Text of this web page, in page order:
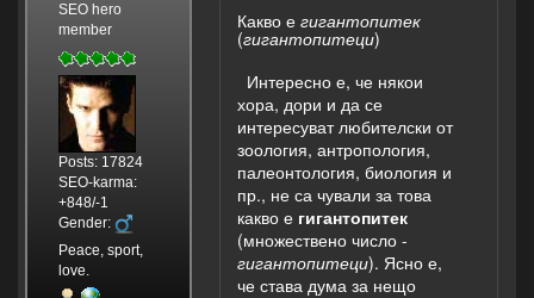
SEO hero
member
Posts: 17824
SEO-karma:
+848/-1
Gender:
Peace, sport,
love.
Какво е гигантопитек
(гигантопитеци)
Интересно е, че някои
хора, дори и да се
интересуват любителски от
зоология, антропология,
палеонтология, биология и
пр., не са чували за това
какво е гигантопитек
(множествено число -
гигантопитеци). Ясно е,
че става дума за нещо